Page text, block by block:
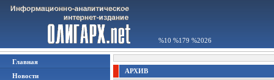
%10 %179 %2026
Главная
Новости
АРХИВ